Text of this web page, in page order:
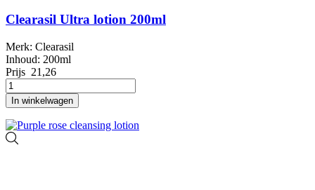
Clearasil Ultra lotion 200ml
Merk: Clearasil
Inhoud: 200ml
Prijs 21,26
In winkelwagen